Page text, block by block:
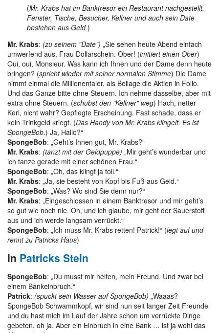
(Mr. Krabs hat im Banktresor ein Restaurant nachgestellt.
Fenster, Tische, Besucher, Kellner und auch sein Date
bestehen aus Geld.)
Mr. Krabs: (zu seinem "Date") „Sie sehen heute Abend einfach
umwerfend aus, Frau Dollarschein. Ober! (imitiert einen Ober)
Oui, oui, Monsieur. Was kann ich Ihnen und der Dame denn heute
bringen? (spricht wieder mit seiner normalen Stimme) Die Dame
nimmt einmal die Millionentaler, als Beilage die Aktien in Folio.
Und das Ganze bitte ohne Steuern. Ich nehme dasselbe, aber mit
extra ohne Steuern. (schubst den "Kellner" weg) Hach, netter
Kerl, nicht wahr? Gepflegte Erscheinung. Fast schade, dass er
kein Trinkgeld kriegt. (Das Handy von Mr. Krabs klingelt. Es ist
SpongeBob.) Ja, Hallo?“
SpongeBob: „Geht’s Ihnen gut, Mr. Krabs?“
Mr. Krabs: (tanzt mit der Geldpuppe) „Mir geht’s wunderbar und
ich tanze gerade mit einer schönen Frau.“
SpongeBob: „Oh, das klingt ja toll.“
Mr. Krabs: „Ja, sie besteht von Kopf bis Fuß aus Geld.“
SpongeBob: „Was? Wo sind Sie denn nur?“
Mr. Krabs: „Eingeschlossen in einem Banktresor und mir geht’s
so gut wie noch nie. Oh, und ich glaube, mir geht der Sauerstoff
aus und ich werde langsam verrückt.“
SpongeBob: „Ich muss Mr. Krabs retten! Patrick!“ (legt auf und
rennt zu Patricks Haus)
In Patricks Stein
SpongeBob: „Du musst mir helfen, mein Freund. Und zwar bei
einem Bankeinbruch.“
Patrick: (spuckt sein Wasser auf SpongeBob) „Waaas?
SpongeBob Schwammkopf, wir sind nun seit langer Zeit Freunde
und du hast mich im Lauf der Jahre schon um verrückte Dinge
gebeten, oh ja. Aber ein Einbruch in eine Bank … ist ja wohl das